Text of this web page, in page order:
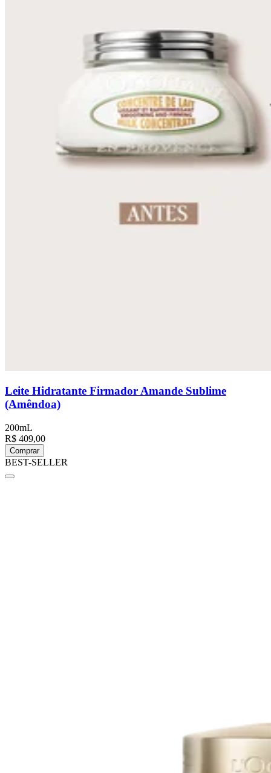
Leite Hidratante Firmador Amande Sublime
(Amêndoa)
200mL
R$ 409,00
Comprar
BEST-SELLER